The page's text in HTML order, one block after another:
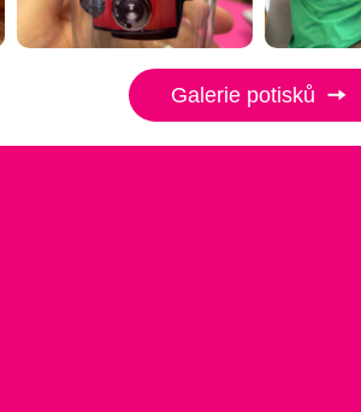
Galerie potisků